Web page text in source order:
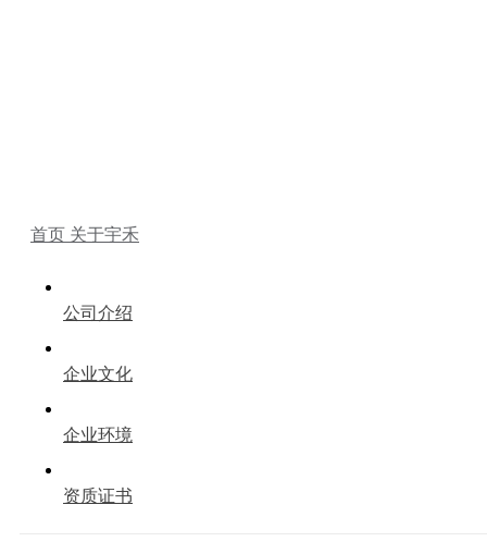
首页 关于宇禾
公司介绍
企业文化
企业环境
资质证书